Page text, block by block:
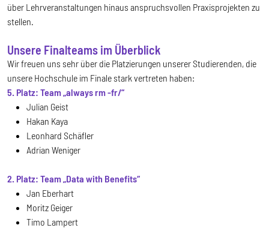
über Lehrveranstaltungen hinaus anspruchsvollen Praxisprojekten zu
stellen.
Unsere Finalteams im Überblick
Wir freuen uns sehr über die Platzierungen unserer Studierenden, die
unsere Hochschule im Finale stark vertreten haben:
5. Platz: Team „always rm -fr/“
Julian Geist
Hakan Kaya
Leonhard Schäfler
Adrian Weniger
2. Platz: Team „Data with Benefits“
Jan Eberhart
Moritz Geiger
Timo Lampert